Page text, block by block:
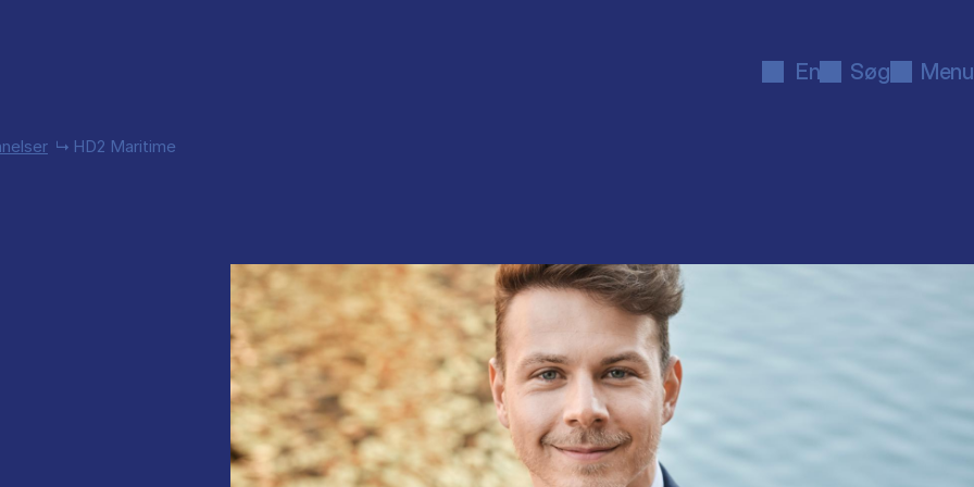
En Søg Menu
HD2 Maritime